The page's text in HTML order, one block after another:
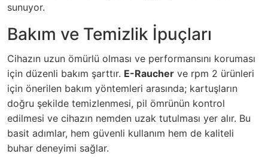
sunuyor.
Bakım ve Temizlik İpuçları
Cihazın uzun ömürlü olması ve performansını koruması
için düzenli bakım şarttır. E-Raucher ve rpm 2 ürünleri
için önerilen bakım yöntemleri arasında; kartuşların
doğru şekilde temizlenmesi, pil ömrünün kontrol
edilmesi ve cihazın nemden uzak tutulması yer alır. Bu
basit adımlar, hem güvenli kullanım hem de kaliteli
buhar deneyimi sağlar.